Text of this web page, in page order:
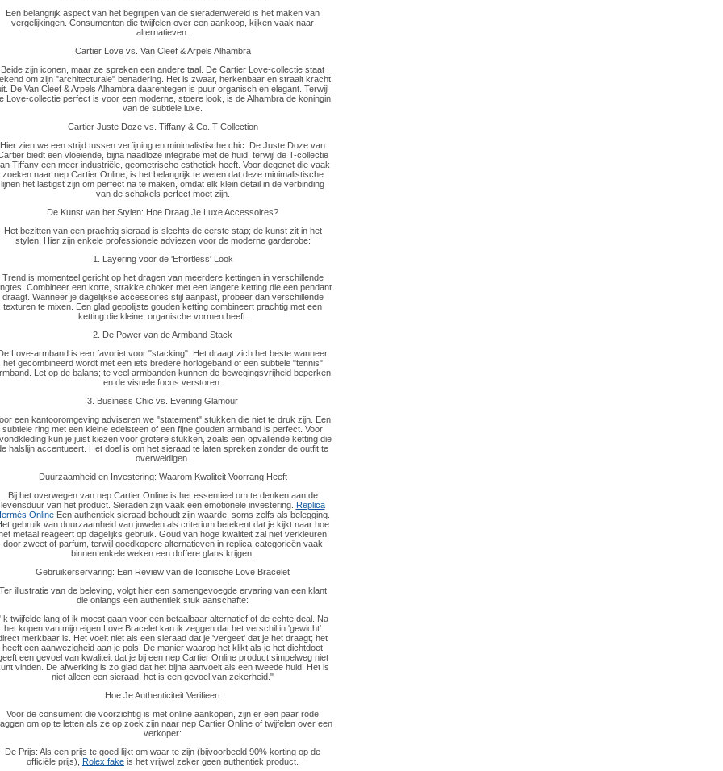
Een belangrijk aspect van het begrijpen van de sieradenwereld is het maken van
vergelijkingen. Consumenten die twijfelen over een aankoop, kijken vaak naar
alternatieven.
Cartier Love vs. Van Cleef & Arpels Alhambra
Beide zijn iconen, maar ze spreken een andere taal. De Cartier Love-collectie staat
om zijn "architecturale" benadering. Het is zwaar, herkenbaar en straalt kracht
De Van Cleef & Arpels Alhambra daarentegen is puur organisch en elegant. Terwijl
Love-collectie perfect is voor een moderne, stoere look, is de Alhambra de koningin
van de subtiele luxe.
Cartier Juste Doze vs. Tiffany & Co. T Collection
Hier zien we een strijd tussen verfijning en minimalistische chic. De Juste Doze van
biedt een vloeiende, bijna naadloze integratie met de huid, terwijl de T-collectie
Tiffany een meer industriële, geometrische esthetiek heeft. Voor degenet die vaak
zoeken naar nep Cartier Online, is het belangrijk te weten dat deze minimalistische
lijnen het lastigst zijn om perfect na te maken, omdat elk klein detail in de verbinding
van de schakels perfect moet zijn.
De Kunst van het Stylen: Hoe Draag Je Luxe Accessoires?
Het bezitten van een prachtig sieraad is slechts de eerste stap; de kunst zit in het
stylen. Hier zijn enkele professionele adviezen voor de moderne garderobe:
1. Layering voor de 'Effortless' Look
Trend is momenteel gericht op het dragen van meerdere kettingen in verschillende
Combineer een korte, strakke choker met een langere ketting die een pendant
draagt. Wanneer je dagelijkse accessoires stijl aanpast, probeer dan verschillende
texturen te mixen. Een glad gepolijste gouden ketting combineert prachtig met een
ketting die kleine, organische vormen heeft.
2. De Power van de Armband Stack
Love-armband is een favoriet voor "stacking". Het draagt zich het beste wanneer
het gecombineerd wordt met een iets bredere horlogeband of een subtiele "tennis"
Let op de balans; te veel armbanden kunnen de bewegingsvrijheid beperken
en de visuele focus verstoren.
3. Business Chic vs. Evening Glamour
een kantooromgeving adviseren we "statement" stukken die niet te druk zijn. Een
subtiele ring met een kleine edelsteen of een fijne gouden armband is perfect. Voor
kun je juist kiezen voor grotere stukken, zoals een opvallende ketting die
halslijn accentueert. Het doel is om het sieraad te laten spreken zonder de outfit te
overweldigen.
Duurzaamheid en Investering: Waarom Kwaliteit Voorrang Heeft
Bij het overwegen van nep Cartier Online is het essentieel om te denken aan de
levensduur van het product. Sieraden zijn vaak een emotionele investering. Replica
Online Een authentiek sieraad behoudt zijn waarde, soms zelfs als belegging.
gebruik van duurzaamheid van juwelen als criterium betekent dat je kijkt naar hoe
metaal reageert op dagelijks gebruik. Goud van hoge kwaliteit zal niet verkleuren
door zweet of parfum, terwijl goedkopere alternatieven in replica-categorieën vaak
binnen enkele weken een doffere glans krijgen.
Gebruikerservaring: Een Review van de Iconische Love Bracelet
illustratie van de beleving, volgt hier een samengevoegde ervaring van een klant
die onlangs een authentiek stuk aanschafte:
twijfelde lang of ik moest gaan voor een betaalbaar alternatief of de echte deal. Na
het kopen van mijn eigen Love Bracelet kan ik zeggen dat het verschil in 'gewicht'
merkbaar is. Het voelt niet als een sieraad dat je 'vergeet' dat je het draagt; het
heeft een aanwezigheid aan je pols. De manier waarop het klikt als je het dichtdoet
een gevoel van kwaliteit dat je bij een nep Cartier Online product simpelweg niet
vinden. De afwerking is zo glad dat het bijna aanvoelt als een tweede huid. Het is
niet alleen een sieraad, het is een gevoel van zekerheid."
Hoe Je Authenticiteit Verifieert
Voor de consument die voorzichtig is met online aankopen, zijn er een paar rode
om op te letten als ze op zoek zijn naar nep Cartier Online of twijfelen over een
verkoper:
De Prijs: Als een prijs te goed lijkt om waar te zijn (bijvoorbeeld 90% korting op de
officiële prijs), Rolex fake is het vrijwel zeker geen authentiek product.